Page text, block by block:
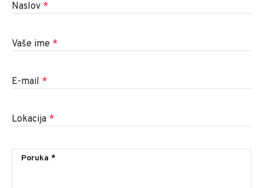
Naslov *
Vaše ime *
E-mail *
Lokacija *